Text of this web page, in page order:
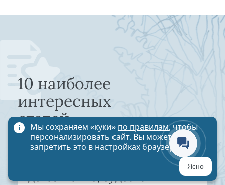
10 наиболее
интересных
статей
Упущенная выгода: расчет,
доказывание, судебная
Мы сохраняем «куки» по правилам, чтобы
персонализировать сайт. Вы можете
запретить это в настройках браузера
Ясно